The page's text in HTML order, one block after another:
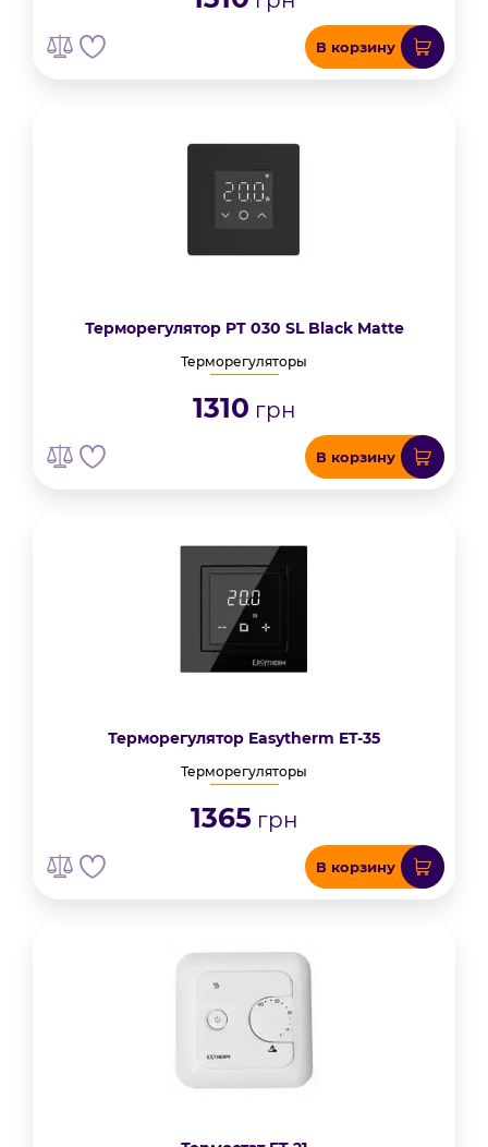
В корзину
Терморегулятор PT 030 SL Black Matte
Терморегуляторы
1310 грн
В корзину
Терморегулятор Easytherm ET-35
Терморегуляторы
1365грн
В корзину